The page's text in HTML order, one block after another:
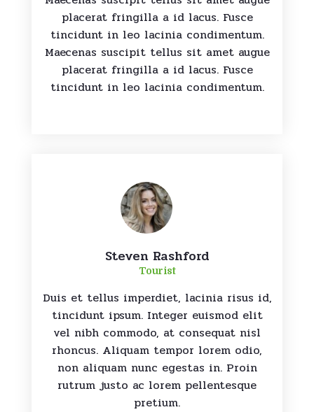
placerat fringilla a id lacus. Fusce
tincidunt in leo lacinia condimentum.
Maecenas suscipit tellus sit amet augue
placerat fringilla a id lacus. Fusce
tincidunt in leo lacinia condimentum.
Steven Rashford
Tourist
Duis et tellus imperdiet, lacinia risus id,
tincidunt ipsum. Integer euismod elit
vel nibh commodo, at consequat nisl
rhoncus. Aliquam tempor lorem odio,
non aliquam nunc egestas in. Proin
rutrum justo ac lorem pellentesque
pretium.